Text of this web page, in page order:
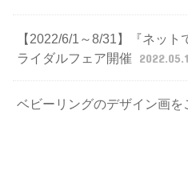
【2022/6/1～8/31】『ネッ
ライダルフェア開催
ベビーリングのデザイン画を